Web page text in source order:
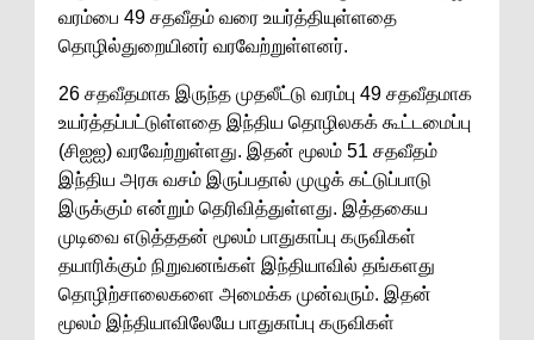
வரம்பை 49 சதவீதம் வரை உயர்த்தியுள்ளதை
தொழில்துறையினர் வரவேற்றுள்ளனர்.
26 சதவீதமாக இருந்த முதலீட்டு வரம்பு 49 சதவீதமாக
உயர்த்தப்பட்டுள்ளதை இந்திய தொழிலகக் கூட்டமைப்பு
(சிஐஐ) வரவேற்றுள்ளது. இதன் மூலம் 51 சதவீதம்
இந்திய அரசு வசம் இருப்பதால் முழுக் கட்டுப்பாடு
இருக்கும் என்றும் தெரிவித்துள்ளது. இத்தகைய
முடிவை எடுத்ததன் மூலம் பாதுகாப்பு கருவிகள்
தயாரிக்கும் நிறுவனங்கள் இந்தியாவில் தங்களது
தொழிற்சாலைகளை அமைக்க முன்வரும். இதன்
மூலம் இந்தியாவிலேயே பாதுகாப்பு கருவிகள்